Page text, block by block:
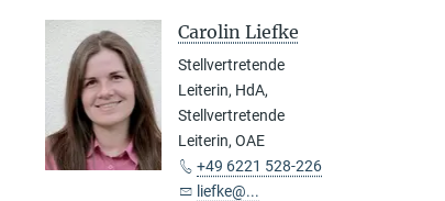
Carolin Liefke
Stellvertretende
Leiterin, HdA,
Stellvertretende
Leiterin, OAE
+49 6221 528-226
liefke@...